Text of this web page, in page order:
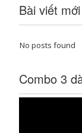
Bài viết
No posts found
Combo 3